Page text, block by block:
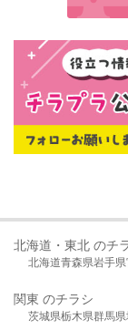
北海道・東北 のチ
北海道青森県岩手県
関東 のチラシ
茨城県栃木県群馬県